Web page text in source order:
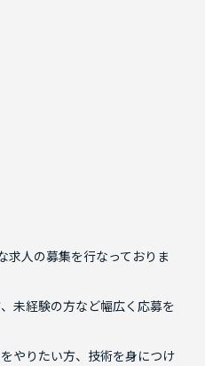
求人の募集を行なっておりま
未経験の方など幅広く応募を
やりたい方、技術を身につけ